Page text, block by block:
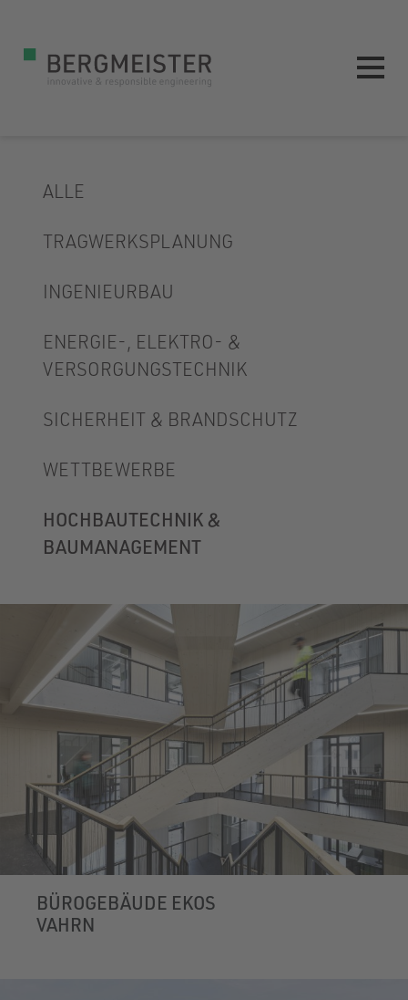
ALLE
TRAGWERKSPLANUNG
INGENIEURBAU
ENERGIE-, ELEKTRO- &
VERSORGUNGSTECHNIK
SICHERHEIT & BRANDSCHUTZ
WETTBEWERBE
HOCHBAUTECHNIK &
BAUMANAGEMENT
BÜROGEBÄUDE EKOS
VAHRN